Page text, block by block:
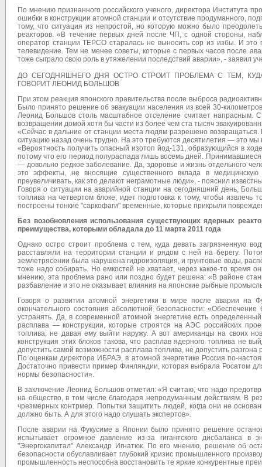
По мнению признанного российского ученого, директора Института
ошибки в конструкции атомной станции и отсутствие продуманного,
тому, что ситуация из непростой, но которую можно было
реакторов. «В течение первых дней после ЧП, с одной стороны,
оператор станции TEPCO старалась не выносить сор из избы. И
телевидение. Тем не менее советы, которые с первых часов после
тоже сыграло свою роль в утяжелении последствий аварии», - заявил
ДО СЕГОДНЯШНЕГО ДНЯ ОСТРО СТРОИТ ПРОБЛЕМА С ТЕМ,
ГОВОРИТ ЛЕОНИД БОЛЬШОВ
При этом реакция японского правительства после выброса
Было принято решение об эвакуации населения из всей 30-
Леонид Большов столь масштабное отселение считает напрасным.
возвращении домой хотя бы части из более чем ста тысяч
«Сейчас в дальние от станции места людям разрешено возвращаться.
ситуацию назад очень трудно. На это требуются десятилетия — это
«Вероятность получить опасный изотоп йод-131, образующийся в
потому что его период полураспада лишь восемь дней.
— довольно редкое заболевание. Да, здоровье и жизнь отдельного
это эффекты, не вносящие существенного вклада в
преувеличивать, как это делают неграмотные люди», - пояснил
Говоря о ситуации на аварийной станции на сегодняшний день,
топлива на четвертом блоке, идет подготовка к тому, чтобы
построены тонкие "саркофаги" временные, которые прикрыли
Без возобновления использования существующих ядерных
преимущества, которыми обладала до 11 марта 2011 года
Однако остро строит проблема с тем, куда девать загрязненную
расставляли на территории станции и рядом с ней на берегу.
землетрясении была нарушена гидроизоляция, и грунтовые воды,
тоже надо собирать. Но емкостей не хватает, через какое-то время
мнению, эта проблема рано или поздно будет решена: «В районе
разбавление и это не оказывает влияния на японские рыбные
Говоря о развитии атомной энергетики в мире после аварии на
окончательного состояния абсолютной безопасности:
устранять. Да, в современной атомной энергетике есть
расплава — конструкции, которые строятся на АЭС российских
топлива, не давая ему выйти наружу. А вот американцы на своих
конструкция этих блоков такова, что расплав ядерного топлива не
допустить самой возможности расплава топлива, не допустить
По оценкам директора ИБРАЭ, в атомной энергетике Россия по-
Достаточно привести пример Финляндии, которая выбрала Росатом
нормы безопасности».
В заключение Леонид Большов отметил: «Я считаю, что надо
на общество, в том числе благодаря непродуманным действиям. В
чрезмерных контрмер. Попытки защитить людей, когда они не
должно быть. А для этого надо слушать экспертов».
После аварии на Фукусиме в Японии было принято решение
испытывает огромное давление из-за гигантского дисбаланса в
"Энергокапитал" Александр Игнатюк. По его мнению, решение об
безопасности обуславливает глубокий кризис промышленного
промышленность неспособна восстановить те яркие конкурентные